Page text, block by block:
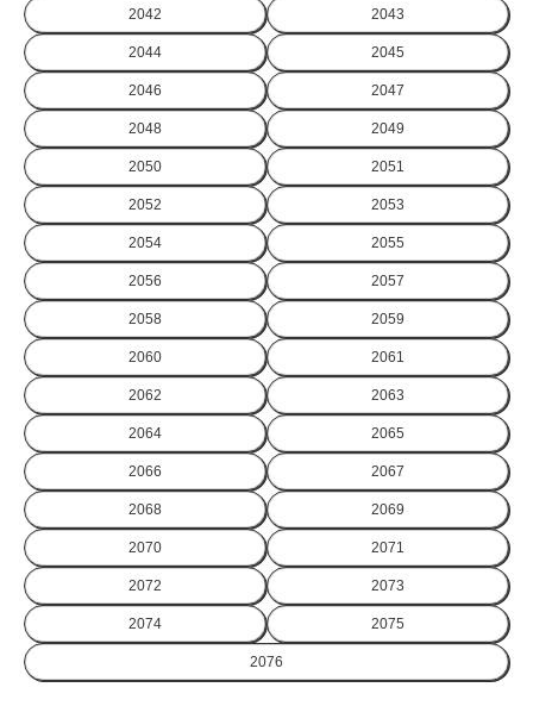
2042 2043
2044 2045
2046 2047
2048 2049
2050 2051
2052 2053
2054 2055
2056 2057
2058 2059
2060 2061
2062 2063
2064 2065
2066 2067
2068 2069
2070 2071
2072 2073
2074 2075
2076